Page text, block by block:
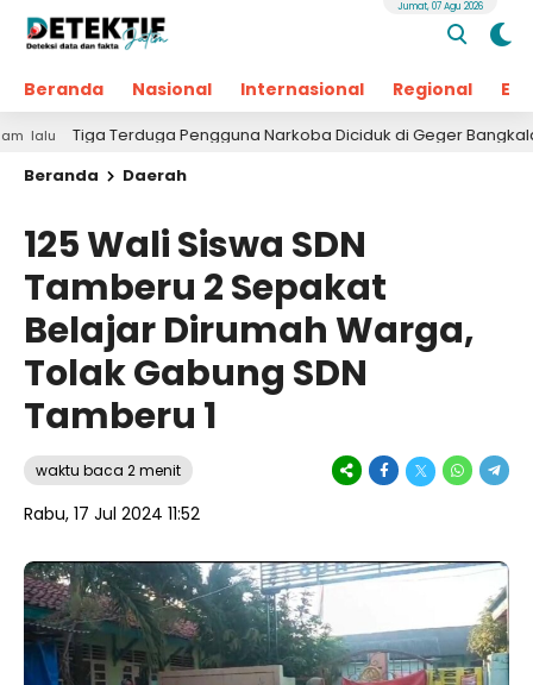
Beranda Nasional Internasional Regional
Jumat, 07 Agu 2026
Terduga Pengguna Narkoba Diciduk di Geger Bangkalan, Polisi
Beranda
Daerah
125 Wali Siswa SDN
Tamberu 2 Sepakat
Belajar Dirumah Warga,
Tolak Gabung SDN
Tamberu 1
waktu baca 2 menit
Rabu, 17 Jul 2024 11:52